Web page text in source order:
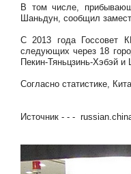
В том числе,
Шаньдун, сообщил
С 2013 года Госсовет
следующих через 18
Пекин-Тяньцзинь-Хэбэй
Согласно статистике,
Источник - - -